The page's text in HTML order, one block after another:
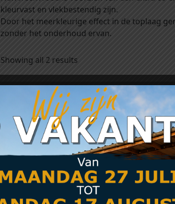
kleurvast en vlekbestendig zijn.
Door het meerkleurige effect in de toplaag
zonder het onderhoud ervan.
Showing all 2 results